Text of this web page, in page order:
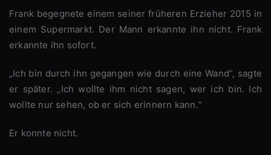
Frank begegnete einem seiner früheren Erzieher 2015 in
einem Supermarkt. Der Mann erkannte ihn nicht. Frank
erkannte ihn sofort.
„Ich bin durch ihn gegangen wie durch eine Wand“, sagte
er später. „Ich wollte ihm nicht sagen, wer ich bin. Ich
wollte nur sehen, ob er sich erinnern kann.“
Er konnte nicht.